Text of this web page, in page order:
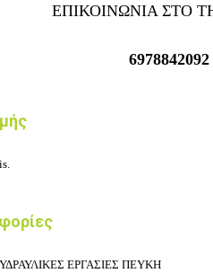
ΕΠΙΚΟΙΝΩΝΙΑ ΣΤΟ
6978842092
ΕΡΓΑΣΙΕΣ ΠΕΥΚΗ